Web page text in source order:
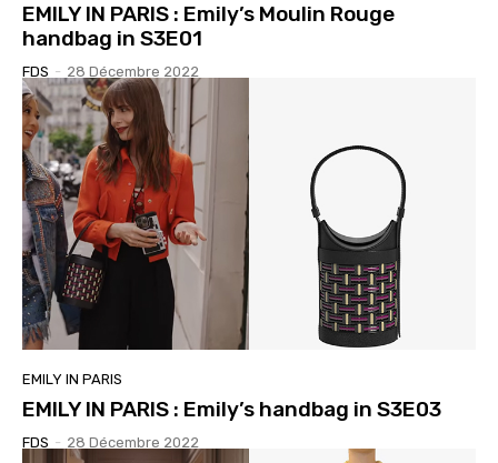
EMILY IN PARIS : Emily’s Moulin Rouge
handbag in S3E01
FDS - 28 Décembre 2022
EMILY IN PARIS
EMILY IN PARIS : Emily’s handbag in S3E03
FDS - 28 Décembre 2022